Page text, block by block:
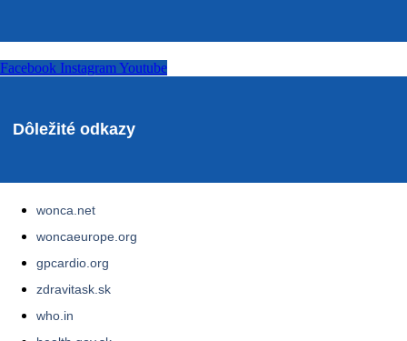
Facebook Instagram Youtube
Dôležité odkazy
wonca.net
woncaeurope.org
gpcardio.org
zdravitask.sk
who.in